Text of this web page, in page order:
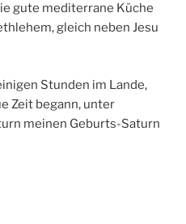
gute mediterrane Küche
gleich neben Jesu
Stunden im Lande,
Zeit begann, unter
meinen Geburts-Saturn